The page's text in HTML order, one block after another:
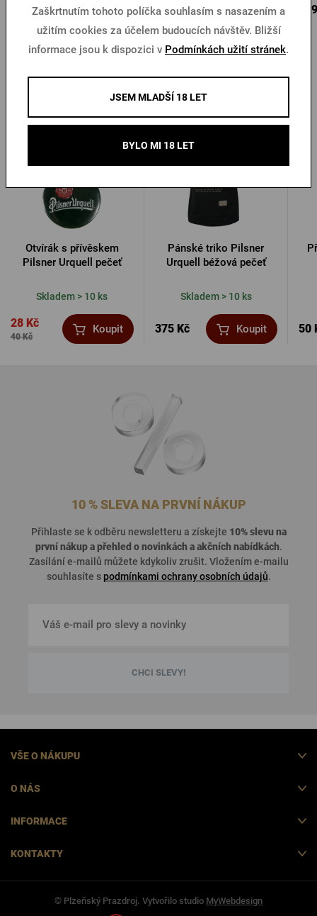
385 Kč Koupit 585 Kč Koupit
Další produkty od Pilsner Urquell
Otvírák s přívěskem
Pilsner Urquell pečeť
Skladem > 10 ks
40 Kč
28 Kč Koupit
Pánské triko Pilsner
Urquell béžová pečeť
Skladem > 10 ks
375 Kč Koupit 50
10 % SLEVA NA PRVNÍ NÁKUP
Přihlaste se k odběru newsletteru a získejte 10% slevu na
první nákup a přehled o novinkách a akčních nabídkách.
Zasílání e-mailů můžete kdykoliv zrušit. Vložením e-mailu
souhlasíte s podmínkami ochrany osobních údajů.
CHCI SLEVY!
VŠE O NÁKUPU
O NÁS
INFORMACE
KONTAKTY
© Plzeňský Prazdroj. Vytvořilo studio MyWebdesign
Zaškrtnutím tohoto políčka souhlasím s nasazením a
užitím cookies za účelem budoucích návštěv. Bližší
informace jsou k dispozici v Podmínkách užití stránek.
JSEM MLADŠÍ 18 LET
BYLO MI 18 LET